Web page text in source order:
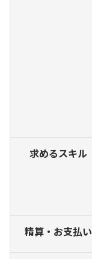
求めるスキル
精算・お支払い